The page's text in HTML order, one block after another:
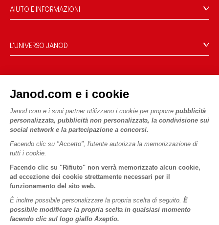
Janod.com e i cookie
Janod.com e i suoi partner utilizzano i cookie per proporre pubblicità
personalizzata, pubblicità non personalizzata, la condivisione sui
social network e la partecipazione a concorsi.
Facendo clic su "Accetto", l'utente autorizza la memorizzazione di
tutti i cookie.
Facendo clic su "Rifiuto" non verrà memorizzato alcun cookie,
ad eccezione dei cookie strettamente necessari per il
funzionamento del sito web.
È inoltre possibile personalizzare la propria scelta di seguito. È
possibile modificare la propria scelta in qualsiasi momento
facendo clic sul logo giallo Axeptio.
AIUTO E INFORMAZIONI
Domande Frequenti
Contatti
Termini delle offerte
Dati personali
Cookies
Termini delle offerte
L'UNIVERSO JANOD
Le nostre attività
Impegni di RSI
Cos'è FSC®?
Pagamento
Acquista ora, paga dopo
Spedizione
Video
Regole di gioco e istruzioni
Pezzi staccati
Attività per bambini da scaricare
PROFESSIONALE
SEGUICI